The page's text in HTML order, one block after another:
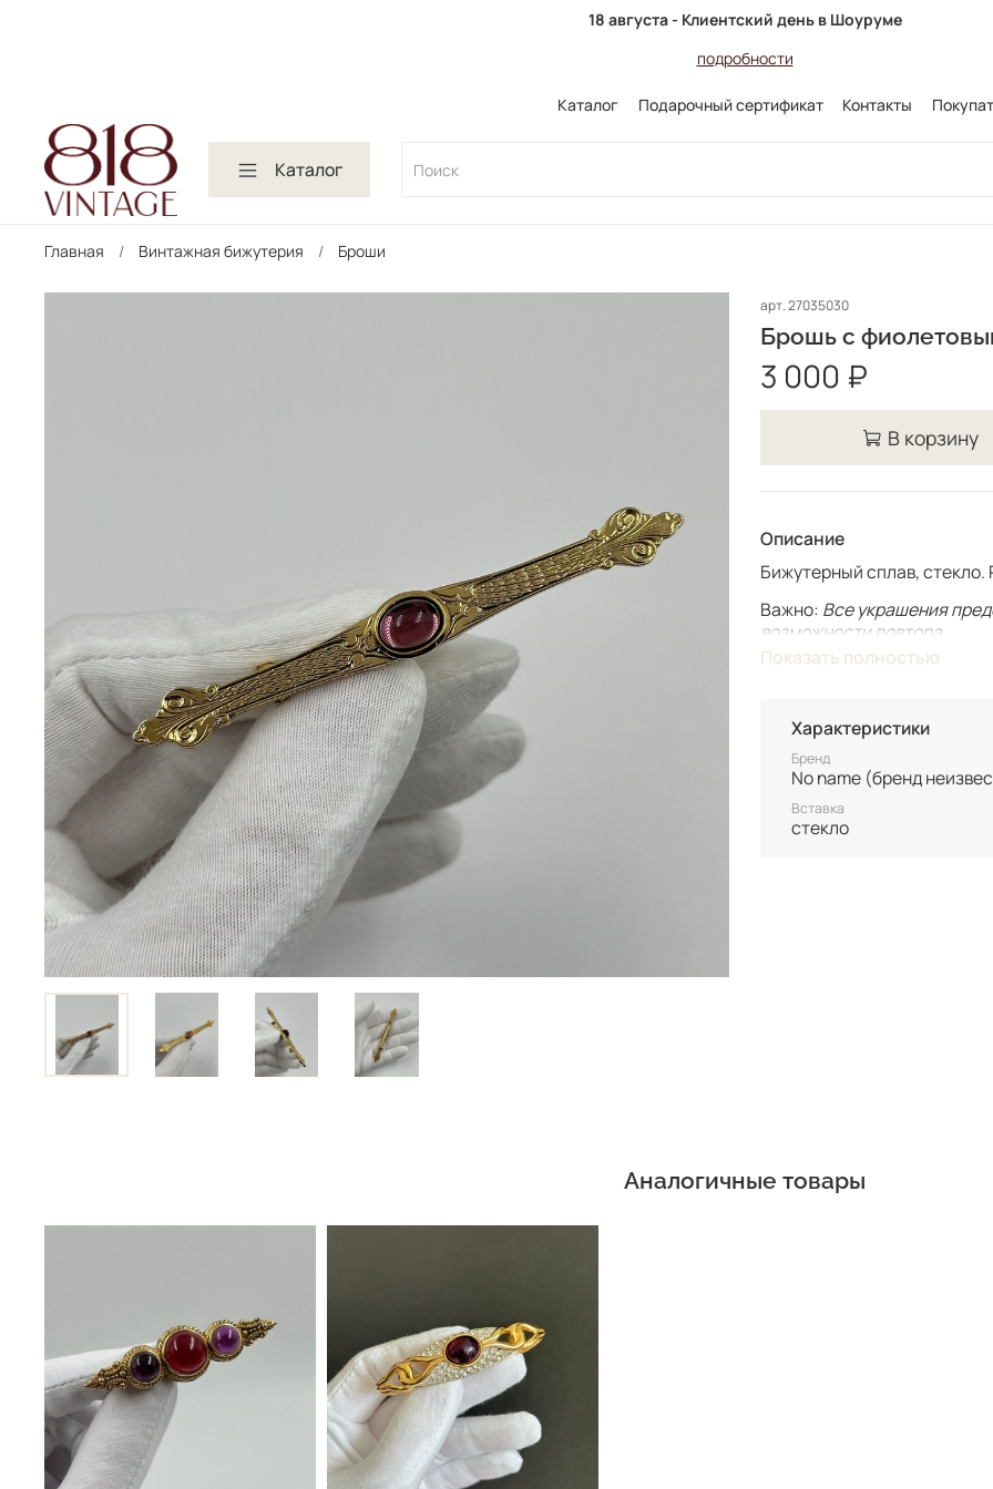
18 августа - Клиентский день в Шоуруме
подробности
Каталог Подарочный сертификат Контакты
Каталог
Главная Винтажная бижутерия Броши
арт.27035030
Брошь с
3 000 ₽
В корзину
Описание
Бижутерный сплав, стекло.
Важно: Все украшения
возможности повтора.
Для вашего комфорта у нас
состоянию уточняйте перед
Показать полностью
Характеристики
Бренд
No name (бренд
Вставка
стекло
Аналогичные товары